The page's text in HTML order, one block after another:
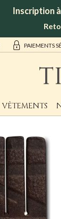
Inscription
PAIEMENTS
VÊTEMENTS